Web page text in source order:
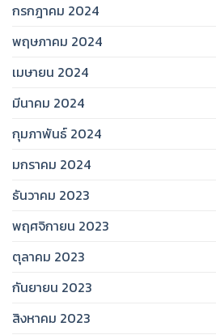
กรกฎาคม 2024
พฤษภาคม 2024
เมษายน 2024
มีนาคม 2024
กุมภาพันธ์ 2024
มกราคม 2024
ธันวาคม 2023
พฤศจิกายน 2023
ตุลาคม 2023
กันยายน 2023
สิงหาคม 2023